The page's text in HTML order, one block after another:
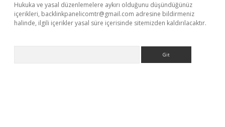
Hukuka ve yasal düzenlemelere aykırı olduğunu düşündüğünüz
içerikleri, backlinkpanelicomtr@gmail.com adresine bildirmeniz
halinde, ilgili içerikler yasal süre içerisinde sitemizden kaldırılacaktır.